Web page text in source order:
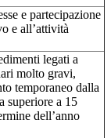
e partecipazione
e all’attività
legati a
molto gravi,
temporaneo dalla
superiore a 15
dell’anno